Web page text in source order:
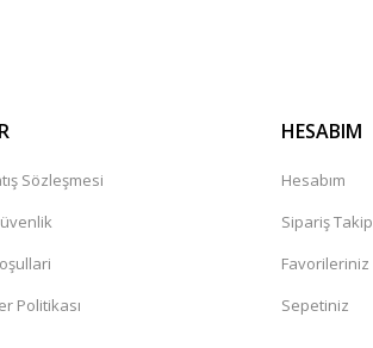
Sözleşmesi
Politikası
HESABIM
Hesabım
Sipariş Takip
Favorileriniz
Sepetiniz